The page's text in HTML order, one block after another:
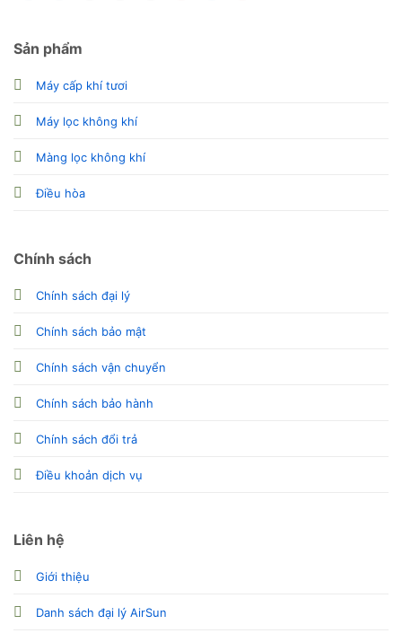
Sản phẩm
Máy cấp khí tươi
Máy lọc không khí
Màng lọc không khí
Điều hòa
Chính sách
Chính sách đại lý
Chính sách bảo mật
Chính sách vận chuyển
Chính sách bảo hành
Chính sách đổi trả
Điều khoản dịch vụ
Liên hệ
Giới thiệu
Danh sách đại lý AirSun